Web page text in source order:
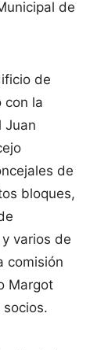
de
de
con la
Juan
de
bloques,
varios de
comisión
Margot